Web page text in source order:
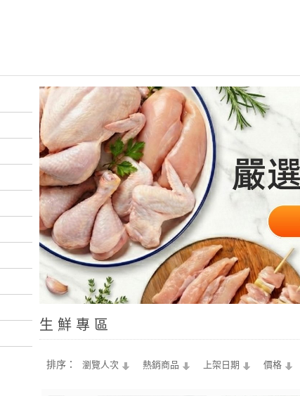
生 鮮 專 區
排序： 瀏覽人次 熱銷商品 上架日期 價格